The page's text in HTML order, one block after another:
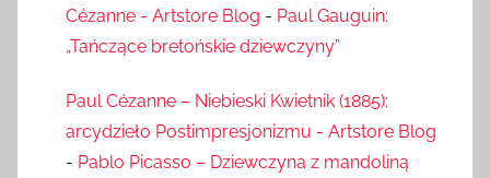
Cézanne - Artstore Blog - Paul Gauguin:
„Tańczące bretońskie dziewczyny”
Paul Cézanne – Niebieski Kwietnik (1885):
arcydzieło Postimpresjonizmu - Artstore Blog
- Pablo Picasso – Dziewczyna z mandoliną